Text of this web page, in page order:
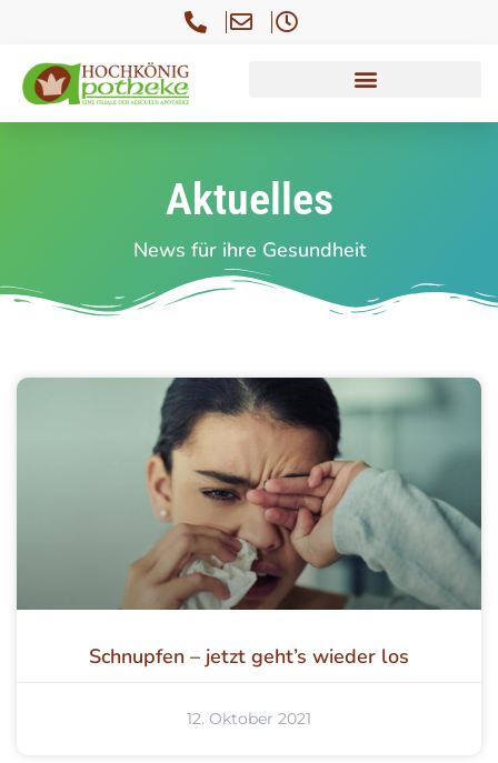
Aktuelles
News für ihre Gesundheit
Schnupfen – jetzt geht’s wieder los
12. Oktober 2021